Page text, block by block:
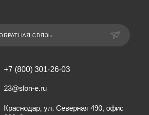
СВЯЗЬ
+7 (800) 301-26-03
23@slon-e.ru
Краснодар, ул. Северная 490, офис